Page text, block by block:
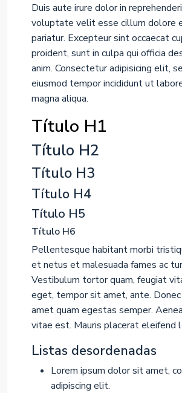
Duis aute irure dolor in
voluptate velit esse cillum dolore
pariatur. Excepteur sint occaecat
proident, sunt in culpa qui officia
anim. Consectetur adipisicing elit,
eiusmod tempor incididunt ut
magna aliqua.
Título H1
Título H2
Título H3
Título H4
Título H5
Título H6
Pellentesque habitant morbi
et netus et malesuada fames ac
Vestibulum tortor quam, feugiat
eget, tempor sit amet, ante.
amet quam egestas semper.
vitae est. Mauris placerat eleifend
Listas desordenadas
Lorem ipsum dolor sit amet,
adipiscing elit.